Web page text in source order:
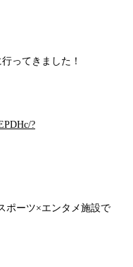
ってきました！
?
ポーツ×エンタメ施設で